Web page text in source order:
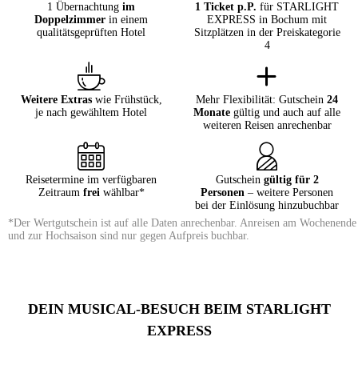
1 Übernachtung im
Doppelzimmer in einem
qualitätsgeprüften Hotel
1 Ticket p.P. für STARLIGHT
EXPRESS in Bochum mit
Sitzplätzen in der Preiskategorie
4
Weitere Extraswie Frühstück,
je nach gewähltem Hotel
Mehr Flexibilität: Gutschein 24
Monate gültig und auch auf alle
weiteren Reisen anrechenbar
Reisetermine im verfügbaren
Zeitraum freiwählbar*
Gutschein gültig für 2
Personen – weitere Personen
bei der Einlösung hinzubuchbar
*Der Wertgutschein ist auf alle Daten anrechenbar. Anreisen am Wochenende
und zur Hochsaison sind nur gegen Aufpreis buchbar.
DEIN MUSICAL-BESUCH BEIM STARLIGHT
EXPRESS